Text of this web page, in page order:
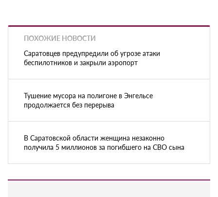
ПОХОЖИЕ НОВОСТИ
Саратовцев предупредили об угрозе атаки
беспилотников и закрыли аэропорт
Тушение мусора на полигоне в Энгельсе
продолжается без перерыва
В Саратовской области женщина незаконно
получила 5 миллионов за погибшего на СВО сына